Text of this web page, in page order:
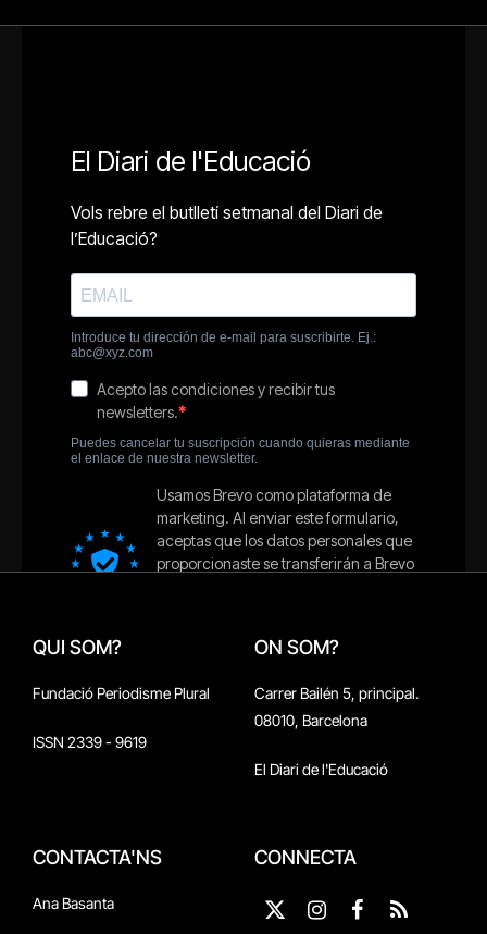
QUI SOM?
Fundació Periodisme Plural
ISSN 2339 - 9619
ON SOM?
Carrer Bailén 5, principal.
08010, Barcelona
El Diari de l'Educació
CONTACTA'NS
Ana Basanta
CONNECTA
X
Instagram
Facebook
RSS